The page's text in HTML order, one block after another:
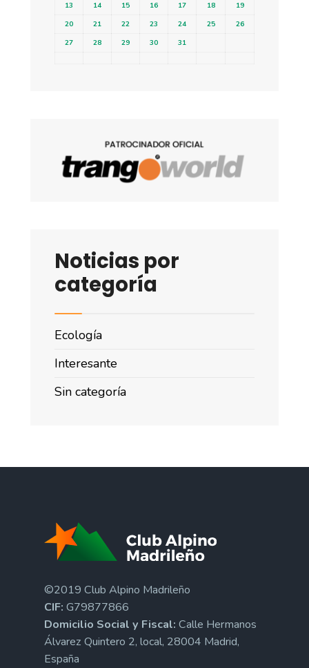
13
14 15 16 17 18
19
20
21 22 23 24 25
26
27
28 29 30 31
Noticias por
categoría
Ecología
Interesante
Sin categoría
©2019 Club Alpino Madrileño
CIF: G79877866
Domicilio Social y Fiscal: Calle Hermanos
Álvarez Quintero 2, local, 28004 Madrid,
España